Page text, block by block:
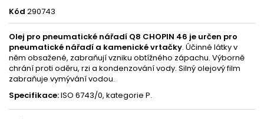
Kód 290743
Olej pro pneumatické nářadí Q8 CHOPIN 46 je určen pro
pneumatické nářadí a kamenické vrtačky. Účinné látky v
něm obsažené, zabraňují vzniku obtížného zápachu. Výborně
chrání proti oděru, rzi a kondenzování vody. Silný olejový film
zabraňuje vymývání vodou.
Specifikace:ISO 6743/0, kategorie P.